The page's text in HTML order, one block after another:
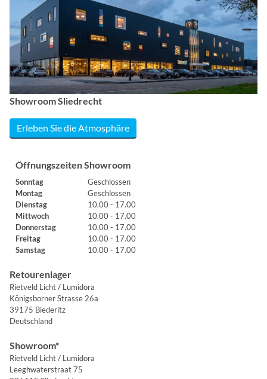
Showroom Sliedrecht
Erleben Sie die Atmosphäre
Öffnungszeiten Showroom
Sonntag
Geschlossen
Montag
Geschlossen
Dienstag
10.00 - 17.00
Mittwoch
10.00 - 17.00
Donnerstag
10.00 - 17.00
Freitag
10.00 - 17.00
Samstag
10.00 - 17.00
Retourenlager
Rietveld Licht / Lumidora
Königsborner Strasse 26a
39175 Biederitz
Deutschland
Showroom*
Rietveld Licht / Lumidora
Leeghwaterstraat 75